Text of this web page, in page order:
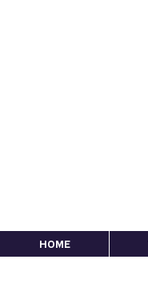
HOME